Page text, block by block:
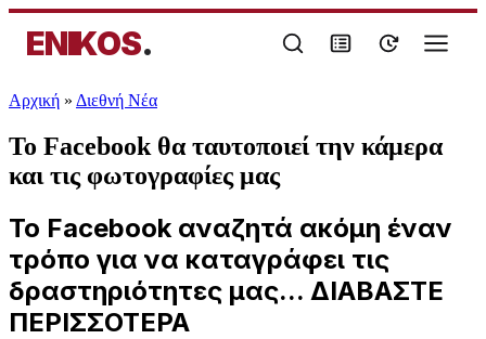
ENIKOS.
Αρχική » Διεθνή Νέα
To Facebook θα ταυτοποιεί την κάμερα
και τις φωτογραφίες μας
Το Facebook αναζητά ακόμη έναν
τρόπο για να καταγράφει τις
δραστηριότητες μας... ΔΙΑΒΑΣΤΕ
ΠΕΡΙΣΣΟΤΕΡΑ